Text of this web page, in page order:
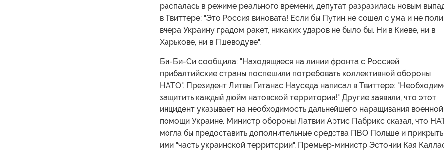
распалась в режиме реального времени, депутат разразилась новым
в Твиттере: "Это Россия виновата! Если бы Путин не сошел с ума и не
вчера Украину градом ракет, никаких ударов не было бы. Ни в Киеве, ни в
Харькове, ни в Пшеводуве".
Би-Би-Си сообщила: "Находящиеся на линии фронта с Россией
прибалтийские страны поспешили потребовать коллективной обороны
НАТО". Президент Литвы Гитанас Науседа написал в Твиттере:
защитить каждый дюйм натовской территории!" Другие заявили, что этот
инцидент указывает на необходимость дальнейшего наращивания военной
помощи Украине. Министр обороны Латвии Артис Пабрикс сказал, что
могла бы предоставить дополнительные средства ПВО Польше и прикрыть
ими "часть украинской территории". Премьер-министр Эстонии Кая